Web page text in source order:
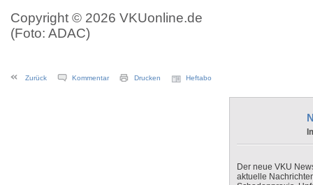
Copyright © 2026 VKUonline.de
(Foto: ADAC)
Zurück Kommentar Drucken Heftabo
Der neue VKU
aktuelle